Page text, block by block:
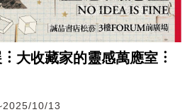
大收藏家的靈感萬應室︙
10/13